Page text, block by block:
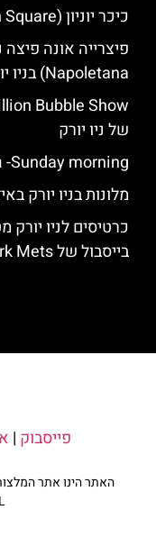
כיכר יוניון (Union Square) בניו יורק- יוניון סקוור
Napoletana) בניו יורק- הפיצרייה הטובה בעולם
של ניו יורק
Sunday morning- הסינמון רול הכי טוב בניו יורק
מלונות בניו יורק
כרטיסים לניו
בייסבול של New York Mets
פייסבוק |
האתר הינו אתר